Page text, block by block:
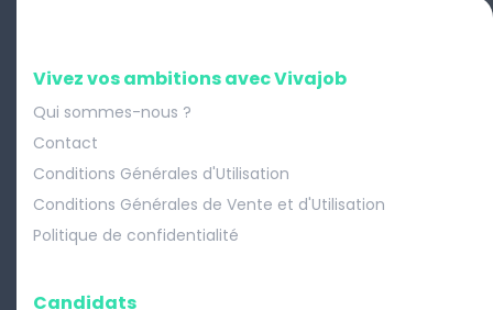
Vivez vos ambitions avec Vivajob
Qui sommes-nous ?
Contact
Conditions Générales d'Utilisation
Conditions Générales de Vente et d'Utilisation
Politique de confidentialité
Candidats